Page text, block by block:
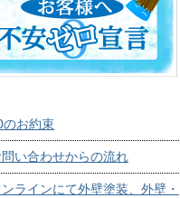
のお約束
問い合わせからの流れ
ンラインにて外壁塗装、外壁・